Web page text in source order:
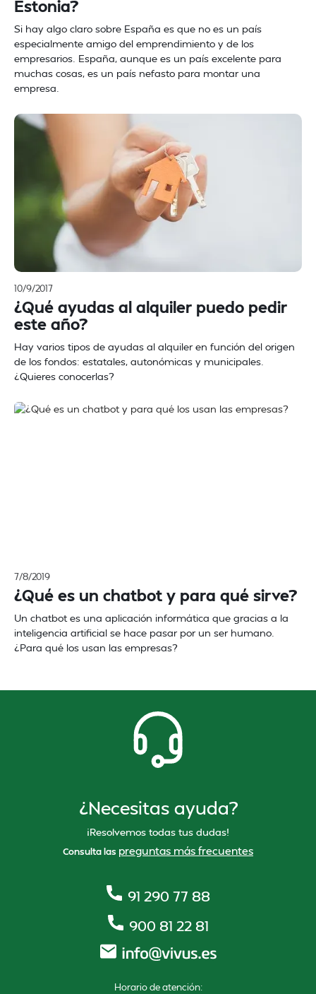
Estonia?
Si hay algo claro sobre España es que no es un país
especialmente amigo del emprendimiento y de los
empresarios. España, aunque es un país excelente para
muchas cosas, es un país nefasto para montar una
empresa.
10/9/2017
¿Qué ayudas al alquiler puedo pedir
este año?
Hay varios tipos de ayudas al alquiler en función del origen
de los fondos: estatales, autonómicas y municipales.
¿Quieres conocerlas?
7/8/2019
¿Qué es un chatbot y para qué sirve?
Un chatbot es una aplicación informática que gracias a la
inteligencia artificial se hace pasar por un ser humano.
¿Para qué los usan las empresas?
¿Necesitas ayuda?
¡Resolvemos todas tus dudas!
Consulta las preguntas más frecuentes
91 290 77 88
900 81 22 81
Horario de atención: